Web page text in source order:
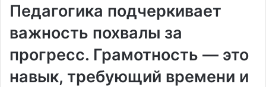
Педагогика подчеркивает
важность похвалы за
прогресс. Грамотность — это
навык, требующий времени и